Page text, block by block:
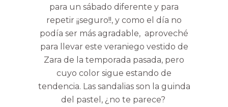
para un sábado diferente y para
repetir ¡¡seguro!!, y como el día no
podía ser más agradable, aproveché
para llevar este veraniego vestido de
Zara de la temporada pasada, pero
cuyo color sigue estando de
tendencia. Las sandalias son la guinda
del pastel, ¿no te parece?